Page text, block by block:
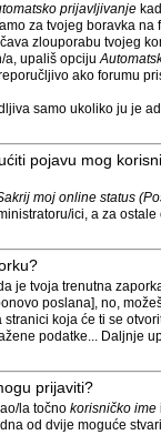
prijavljivanje
za tvojeg boravka na
zlouporabu tvojeg
a, upališ opciju
ako forumu
samo ukoliko ju je
pojavu mog
moj online status
ici, a za ostale
je tvoja trenutna
poslana], no,
stranici koja će ti se
podatke... Daljnje
prijaviti?
la točno korisničko ime i
od dvije moguće